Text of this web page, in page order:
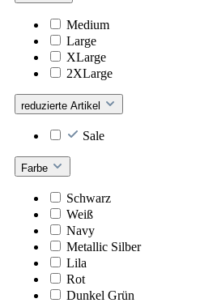
Medium
Large
XLarge
2XLarge
reduzierte Artikel
Sale
Farbe
Schwarz
Weiß
Navy
Metallic Silber
Lila
Rot
Dunkel Grün